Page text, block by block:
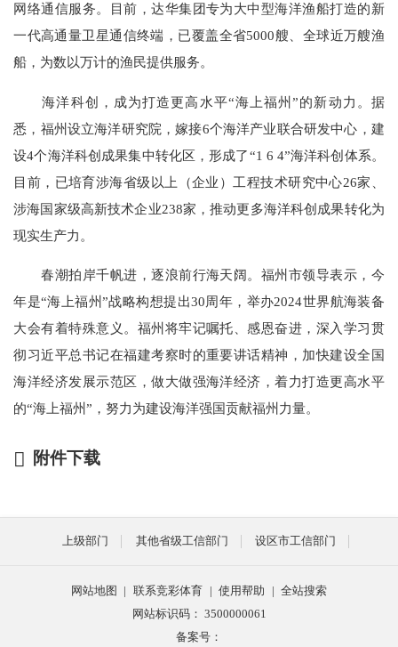
网络通信服务。目前，达华集团专为大中型海洋渔船打造的新
一代高通量卫星通信终端，已覆盖全省5000艘、全球近万艘渔
船，为数以万计的渔民提供服务。
海洋科创，成为打造更高水平“海上福州”的新动力。据
悉，福州设立海洋研究院，嫁接6个海洋产业联合研发中心，建
设4个海洋科创成果集中转化区，形成了“1 6 4”海洋科创体系。
目前，已培育涉海省级以上（企业）工程技术研究中心26家、
涉海国家级高新技术企业238家，推动更多海洋科创成果转化为
现实生产力。
春潮拍岸千帆进，逐浪前行海天阔。福州市领导表示，今
年是“海上福州”战略构想提出30周年，举办2024世界航海装备
大会有着特殊意义。福州将牢记嘱托、感恩奋进，深入学习贯
彻习近平总书记在福建考察时的重要讲话精神，加快建设全国
海洋经济发展示范区，做大做强海洋经济，着力打造更高水平
的“海上福州”，努力为建设海洋强国贡献福州力量。
附件下载
上级部门 其他省级工信部门 设区市工信部门
网站地图 | 联系竞彩体育 | 使用帮助 | 全站搜索
网站标识码： 3500000061
备案号：